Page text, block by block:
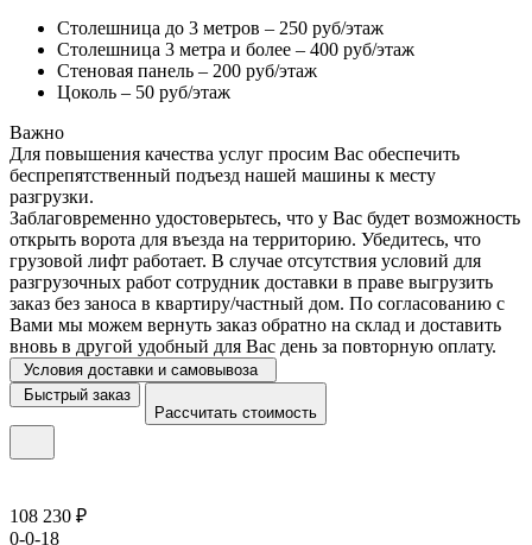
Столешница до 3 метров – 250 руб/этаж
Столешница 3 метра и более – 400 руб/этаж
Стеновая панель – 200 руб/этаж
Цоколь – 50 руб/этаж
Важно
Для повышения качества услуг просим Вас обеспечить
беспрепятственный подъезд нашей машины к месту
разгрузки.
Заблаговременно удостоверьтесь, что у Вас будет возможность
открыть ворота для въезда на территорию. Убедитесь, что
грузовой лифт работает. В случае отсутствия условий для
разгрузочных работ сотрудник доставки в праве выгрузить
заказ без заноса в квартиру/частный дом. По согласованию с
Вами мы можем вернуть заказ обратно на склад и доставить
вновь в другой удобный для Вас день за повторную оплату.
Условия доставки и самовывоза
Быстрый заказ
Рассчитать стоимость
108 230 ₽
0-0-18